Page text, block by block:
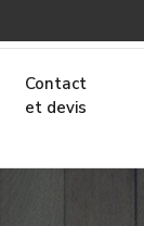
Contact
et devis